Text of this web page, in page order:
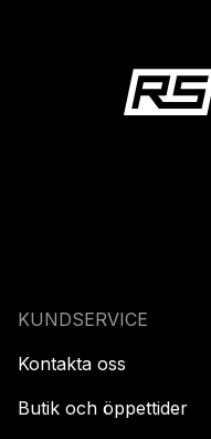
KUNDSERVICE
Kontakta oss
Butik och öppettider